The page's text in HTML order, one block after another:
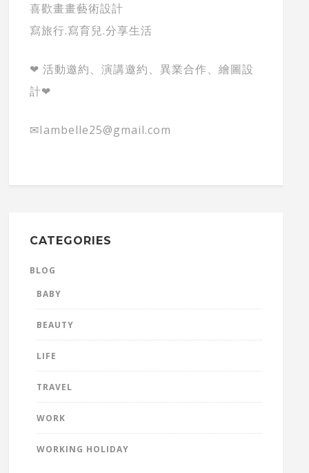
喜歡畫畫藝術設計
寫旅行.寫育兒.分享生活
❤ 活動邀約、演講邀約、異業合作、繪圖設
計❤
✉Iambelle25@gmail.com
CATEGORIES
BLOG
BABY
BEAUTY
LIFE
TRAVEL
WORK
WORKING HOLIDAY